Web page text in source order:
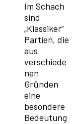
Im Schach
sind
„Klassiker“
Partien, die
aus
verschiede
nen
Gründen
eine
besondere
Bedeutung